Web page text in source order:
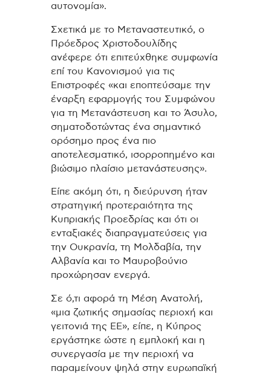
αυτονομία».
Σχετικά με το Μεταναστευτικό, ο
Πρόεδρος Χριστοδουλίδης
ανέφερε ότι επιτεύχθηκε συμφωνία
επί του Κανονισμού για τις
Επιστροφές «και εποπτεύσαμε την
έναρξη εφαρμογής του Συμφώνου
για τη Μετανάστευση και το Άσυλο,
σηματοδοτώντας ένα σημαντικό
ορόσημο προς ένα πιο
αποτελεσματικό, ισορροπημένο και
βιώσιμο πλαίσιο μετανάστευσης».
Είπε ακόμη ότι, η διεύρυνση ήταν
στρατηγική προτεραιότητα της
Κυπριακής Προεδρίας και ότι οι
ενταξιακές διαπραγματεύσεις για
την Ουκρανία, τη Μολδαβία, την
Αλβανία και το Μαυροβούνιο
προχώρησαν ενεργά.
Σε ό,τι αφορά τη Μέση Ανατολή,
«μια ζωτικής σημασίας περιοχή και
γειτονιά της ΕΕ», είπε, η Κύπρος
εργάστηκε ώστε η εμπλοκή και η
συνεργασία με την περιοχή να
παραμείνουν ψηλά στην ευρωπαϊκή